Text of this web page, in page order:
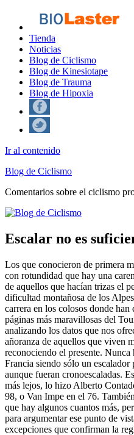
Tienda
Noticias
Blog de Ciclismo
Blog de Kinesiotape
Blog de Trauma
Blog de Hipoxia
Ir al contenido
Blog de Ciclismo
Comentarios sobre el ciclismo
Escalar no es
Los que conocieron de primera
con rotundidad que hay una
de aquellos que hacían trizas el
dificultad montañosa de los
carrera en los colosos donde han
páginas más maravillosas del
analizando los datos que nos
añoranza de aquellos que viven
reconociendo el presente.
Francia siendo sólo un escalador
aunque fueran cronoescaladas.
más lejos, lo hizo Alberto
98, o Van Impe en el 76.
que hay algunos cuantos más,
para argumentar ese punto de
excepciones que confirman la